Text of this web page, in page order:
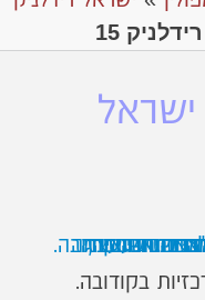
15
ישראל
בקודובה.